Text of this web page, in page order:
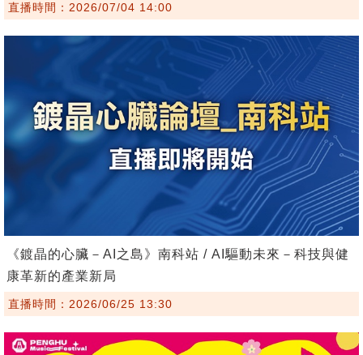
直播時間：2026/07/04 14:00
《鍍晶的心臟－AI之島》南科站 / AI驅動未來－科技與健
康革新的產業新局
直播時間：2026/06/25 13:30